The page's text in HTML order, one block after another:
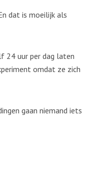
dat is moeilijk als
24 uur per dag laten
omdat ze zich
gaan niemand iets